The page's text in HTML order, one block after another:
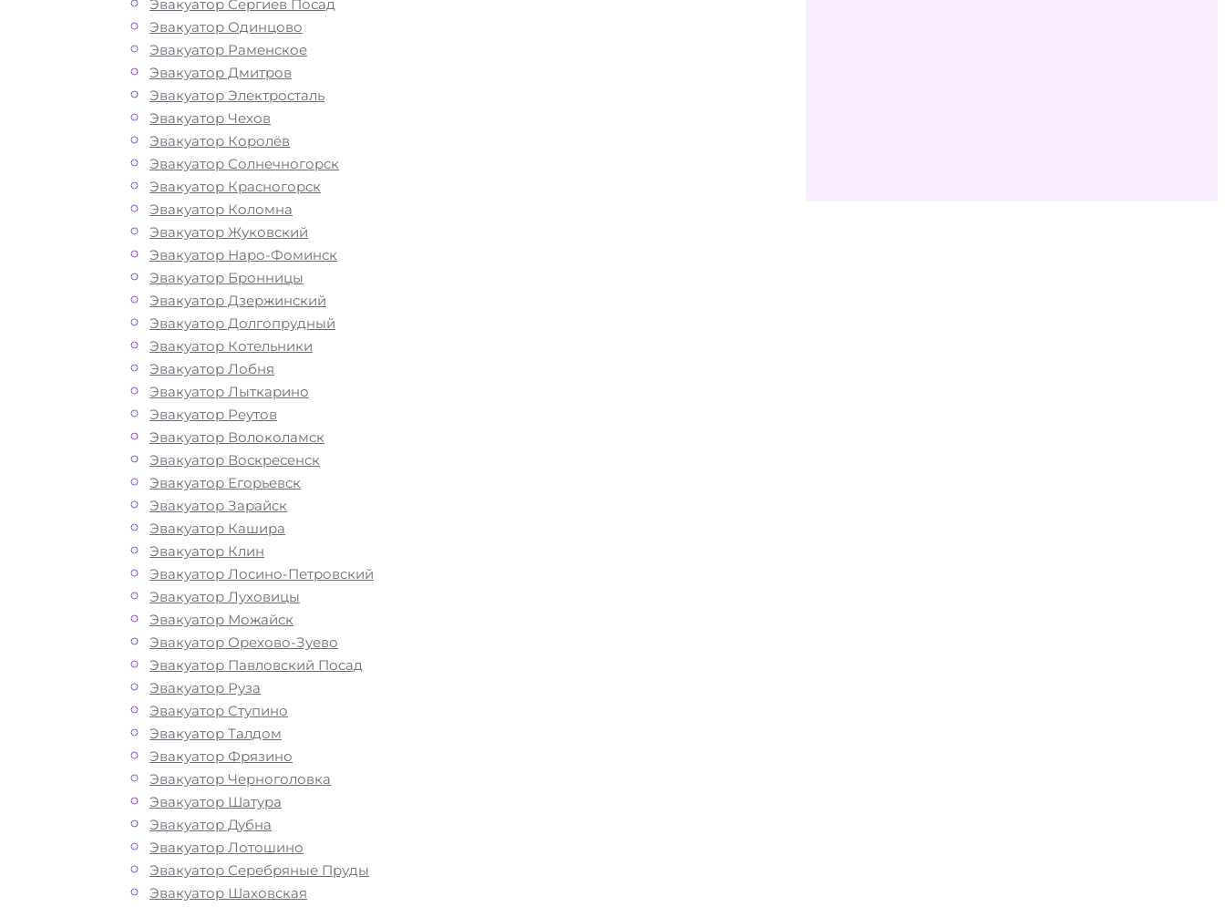
Эвакуатор Сергиев Посад
Эвакуатор Одинцово
Эвакуатор Раменское
Эвакуатор Дмитров
Эвакуатор Электросталь
Эвакуатор Чехов
Эвакуатор Королёв
Эвакуатор Солнечногорск
Эвакуатор Красногорск
Эвакуатор Коломна
Эвакуатор Жуковский
Эвакуатор Наро-Фоминск
Эвакуатор Бронницы
Эвакуатор Дзержинский
Эвакуатор Долгопрудный
Эвакуатор Котельники
Эвакуатор Лобня
Эвакуатор Лыткарино
Эвакуатор Реутов
Эвакуатор Волоколамск
Эвакуатор Воскресенск
Эвакуатор Егорьевск
Эвакуатор Зарайск
Эвакуатор Кашира
Эвакуатор Клин
Эвакуатор Лосино-Петровский
Эвакуатор Луховицы
Эвакуатор Можайск
Эвакуатор Орехово-Зуево
Эвакуатор Павловский Посад
Эвакуатор Руза
Эвакуатор Ступино
Эвакуатор Талдом
Эвакуатор Фрязино
Эвакуатор Черноголовка
Эвакуатор Шатура
Эвакуатор Дубна
Эвакуатор Лотошино
Эвакуатор Серебряные Пруды
Эвакуатор Шаховская
Как перевезти
авто в Митино
Москва?
Перевозка автомобиля по Митино
эвакуатором «МОБИ» дешево, круглосуточно
и срочно – это возможность быстро и без
лишних затрат решить возникшие на дороге
проблемы с автомобилем. Мы рады
предложить вам свои услуги по вызову
автоэвакуатора. Звоните по телефону — у
нас вы найдете все, что нужно для
оперативной и безопасной эвакуации
вашего авто: доступные цены,
круглосуточную связь и профессиональных
водителей с большим опытом работы. Мы
предлагаем круглосуточную техническую
помощь эвакуатора на дороге по низкой
стоимости. Наша компания имеет большой